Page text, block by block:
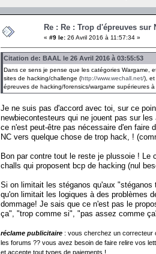
Re : Re : Trop d'épreuves sur
« #9 le: 26 Avril 2016 à 11:57:34 »
Citation de: BAAL le 26 Avril 2016 à 03:55:53
Dans ce sens je pense que les catégories Wargame,
sites de hacking/challenge (http://www.wechall.net/),
épreuves de hacking/forensics/wargame supérieures
Je ne suis pas d'accord avec toi, sur ce
newbiecontesteurs qui ne jouent pas sur
ce n'est peut-être pas nécessaire d'en faire
NC vers quelque chose de trop hack, !
Bon par contre tout le reste je plussoie !
challs qui proposent bcp de hacking (nul
Si on limitait les stéganos qu'aux
qu'on limitait les logiques à des problèmes
dommage! Je sais que ce n'est pas le
ça", "trop comme si", "pas assez comme
réclame publicitaire : vous cherchez un correcteur
les forums ?? vous avez besoin de faire relire vos
et accepte tout types de paiements !